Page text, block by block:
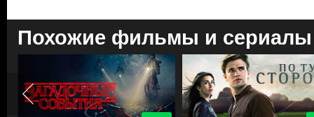
Похожие фильмы и сериалы